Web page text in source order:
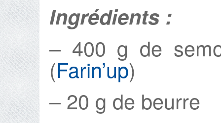
Ingrédients :
– 400 g de
(Farin’up)
– 20 g de beurre